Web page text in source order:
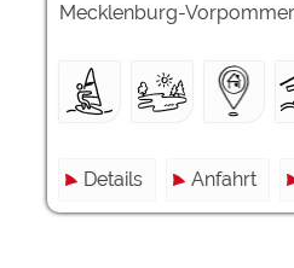
Mecklenburg-
Details Anfahrt